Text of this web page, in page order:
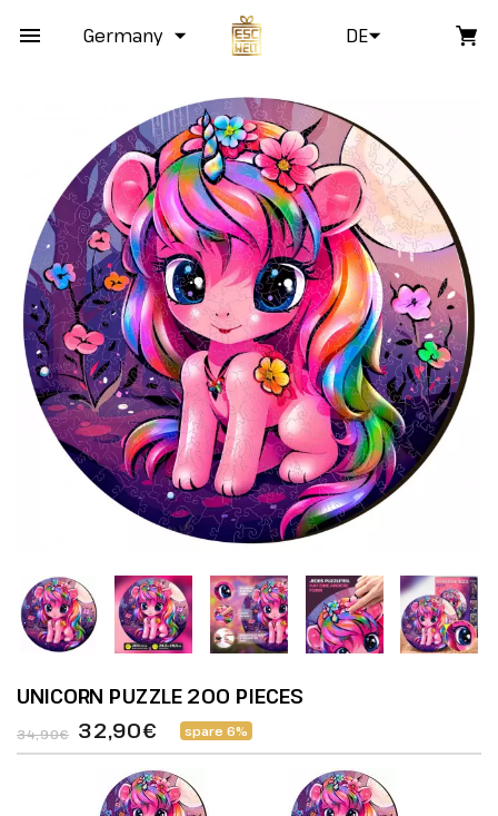
Germany DE
UNICORN PUZZLE 200 PIECES
34,90€ 32,90€ spare 6%